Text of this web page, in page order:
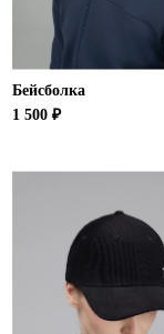
Бейсболка
1 500 ₽